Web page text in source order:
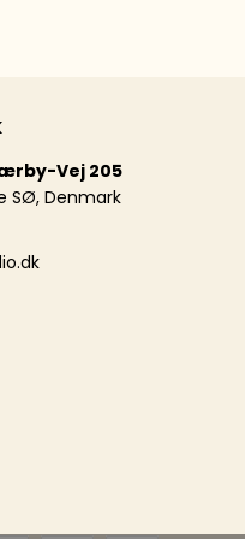
Vej 205
SØ, Denmark